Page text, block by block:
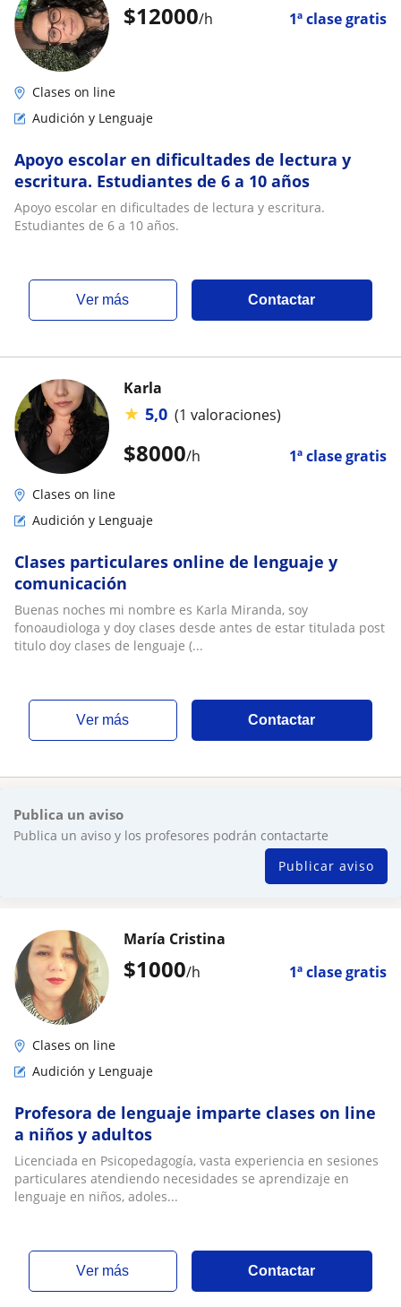
$12000/h 1ª clase gratis
Clases on line
Audición y Lenguaje
Apoyo escolar en dificultades de lectura y
escritura. Estudiantes de 6 a 10 años
Apoyo escolar en dificultades de lectura y escritura.
Estudiantes de 6 a 10 años.
ver más Contactar
$8000/h 1ª clase gratis
Karla
★ 5,0 (1 valoraciones)
Clases on line
Audición y Lenguaje
Clases particulares online de lenguaje y
comunicación
Buenas noches mi nombre es Karla Miranda, soy
fonoaudiologa y doy clases desde antes de estar titulada post
titulo doy clases de lenguaje (...
ver más Contactar
Publica un aviso
Publica un aviso y los profesores podrán contactarte
Publicar aviso
$1000/h 1ª clase gratis
María Cristina
Clases on line
Audición y Lenguaje
Profesora de lenguaje imparte clases on line
a niños y adultos
Licenciada en Psicopedagogía, vasta experiencia en sesiones
particulares atendiendo necesidades se aprendizaje en
lenguaje en niños, adoles...
ver más Contactar